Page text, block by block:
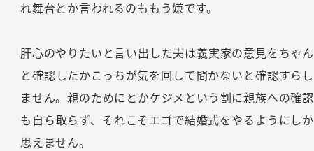
れ舞台とか言われるのももう嫌です。
肝心のやりたいと言い出した夫は義実家の意見をちゃん
と確認したかこっちが気を回して聞かないと確認すらし
ません。親のためにとかケジメという割に親族への確認
も自ら取らず、それこそエゴで結婚式をやるようにしか
思えません。